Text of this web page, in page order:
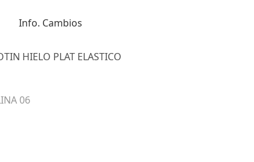
Info. Cambios
HIELO PLAT ELASTICO
06